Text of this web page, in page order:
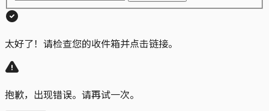
太好了！请检查您的收件箱并点击链接。
抱歉，出现错误。请再试一次。